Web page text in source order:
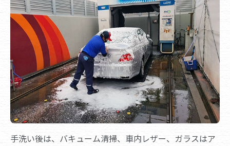
手洗い後は、バキューム清掃、車内レザー、ガラスはア